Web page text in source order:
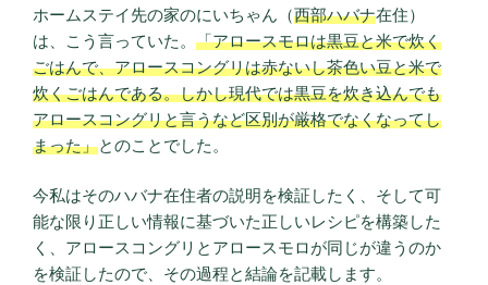
ホームステイ先の家のにいちゃん（西部ハバナ在住）
は、こう言っていた。 「アロースモロは黒豆と米で炊く
ごはんで、アロースコングリは赤ないし茶色い豆と米で
炊くごはんである。しかし現代では黒豆を炊き込んでも
アロースコングリと言うなど区別が厳格でなくなってし
まった」とのことでした。
今私はそのハバナ在住者の説明を検証したく、そして可
能な限り正しい情報に基づいた正しいレシピを構築した
く、アロースコングリとアロースモロが同じが違うのか
を検証したので、その過程と結論を記載します。